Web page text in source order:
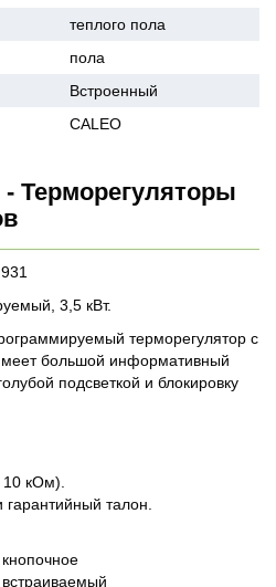
теплого пола
пола
Встроенный
CALEO
Терморегуляторы
3,5 кВт.
терморегулятор с
большой информативный
подсветкой и блокировку
кОм).
гарантийный талон.
кнопочное
встраиваемый